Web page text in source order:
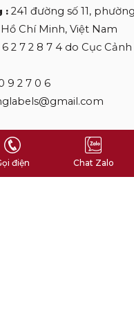
: 241 đường số 11,
Chí Minh, Việt Nam
6 2 7 2 8 7 4 do Cục
9 2 7 0 6
CLOTHINGLABELS
điện Chat Zalo